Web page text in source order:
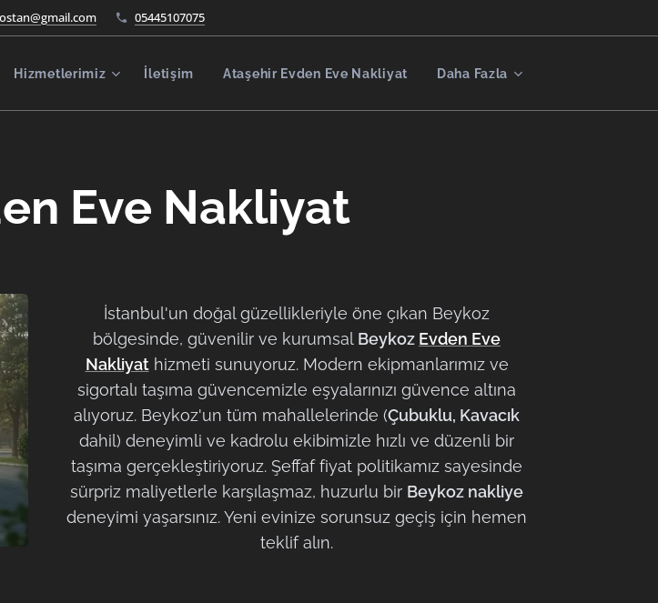
05445107075
Hizmetlerimiz İletişim Ataşehir Evden Eve Nakliyat Daha Fazla
Eve Nakliyat
İstanbul'un doğal güzellikleriyle öne çıkan Beykoz
bölgesinde, güvenilir ve kurumsal Beykoz Evden Eve
Nakliyathizmeti sunuyoruz. Modern ekipmanlarımız ve
sigortalı taşıma güvencemizle eşyalarınızı güvence altına
alıyoruz. Beykoz'un tüm mahallelerinde (Çubuklu, Kavacık
dahil) deneyimli ve kadrolu ekibimizle hızlı ve düzenli bir
taşıma gerçekleştiriyoruz. Şeffaf fiyat politikamız sayesinde
sürpriz maliyetlerle karşılaşmaz, huzurlu bir Beykoz nakliye
deneyimi yaşarsınız. Yeni evinize sorunsuz geçiş için hemen
teklif alın.